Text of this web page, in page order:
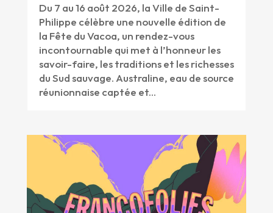
Du 7 au 16 août 2026, la Ville de Saint-
Philippe célèbre une nouvelle édition de
la Fête du Vacoa, un rendez-vous
incontournable qui met à l’honneur les
savoir-faire, les traditions et les richesses
du Sud sauvage. Australine, eau de source
réunionnaise captée et...